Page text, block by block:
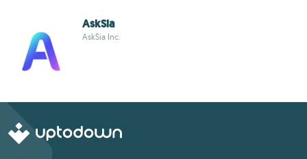
AskSia
AskSia Inc.